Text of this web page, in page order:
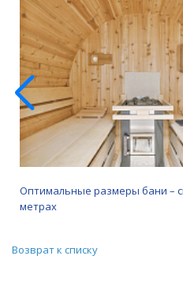
Оптимальные размеры бани –
метрах
Возврат к списку